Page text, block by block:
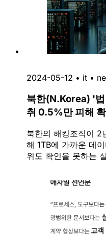
2024-05-12 • it •
북한(N.Korea) '
취 0.5%만 피해
북한의 해킹조직이 2
해 1TB에 가까운 데
위도 확인을 못하는